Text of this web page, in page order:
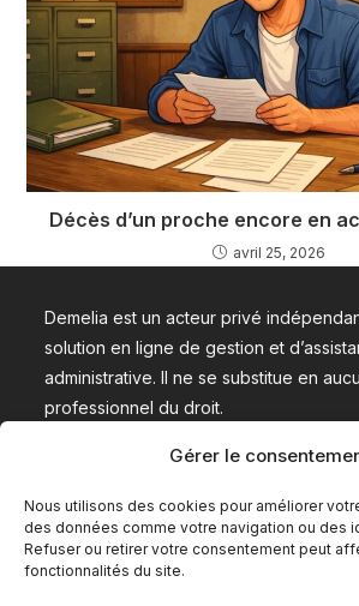
Gérer le
Nous utilisons des cookies pour améliorer
des données comme votre navigation ou des
Refuser ou retirer votre consentement peut
fonctionnalités du site.
Décès d’un proche encore en
avril 25, 2026
Demelia est un acteur privé
solution en ligne de gestion et
administrative. Il ne se substitue en
professionnel du droit.
Nous contacter